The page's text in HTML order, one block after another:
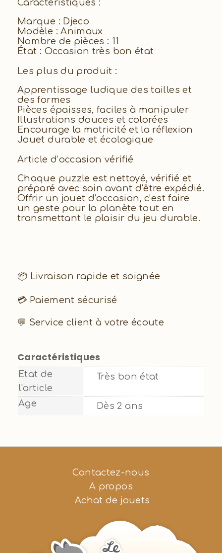
Caractéristiques :
Marque : Djeco
Modèle : Animaux
Nombre de pièces : 11
État : Occasion très bon état
Les plus du produit :
Apprentissage ludique des tailles et
des formes
Pièces épaisses, faciles à manipuler
Illustrations douces et colorées
Encourage la motricité et la réflexion
Jouet durable et écologique
Article d’occasion vérifié
Chaque puzzle est nettoyé, vérifié et
préparé avec soin avant d’être expédié.
Offrir un jouet d’occasion, c’est faire
un geste pour la planète tout en
transmettant le plaisir du jeu durable.
📦 Livraison rapide et soignée
💳 Paiement sécurisé
💬 Service client à votre écoute
Caractéristiques
Etat de
l'article
Très bon état
Age Dès 2 ans
Contactez-nous
A propos
Achat de jouets